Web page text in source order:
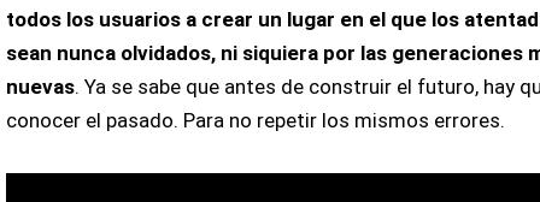
todos los usuarios a crear un lugar en el que los
sean nunca olvidados, ni siquiera por las generaciones
nuevas. Ya se sabe que antes de construir el futuro, hay
conocer el pasado. Para no repetir los mismos errores.